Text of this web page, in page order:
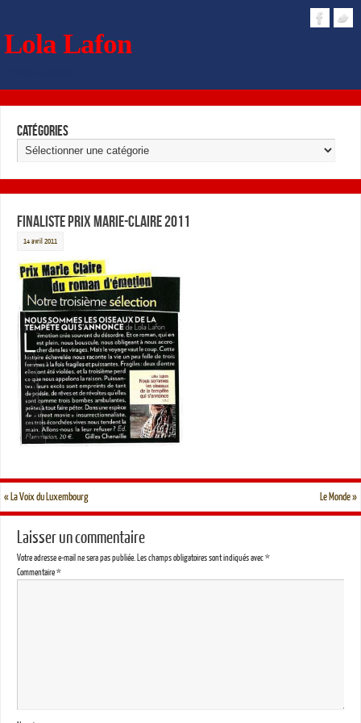
Lola Lafon
Catégories
Finaliste Prix Marie-Claire 2011
14 avril 2011
«La Voix du Luxembourg Le Monde»
Laisser un commentaire
Votre adresse e-mail ne sera pas publiée. Les champs obligatoires sont indiqués avec*
Commentaire*